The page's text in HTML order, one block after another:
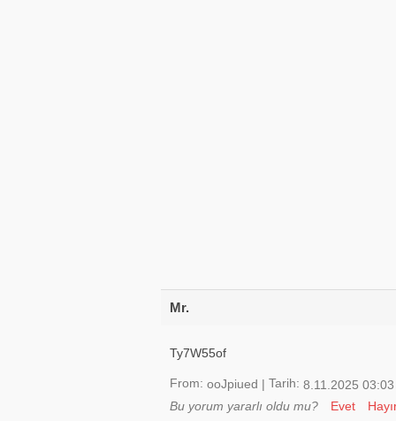
Mr.
Ty7W55of
From: ooJpiued | Tarih: 8.11.2025 03:03
Bu yorum yararlı oldu mu?
Evet